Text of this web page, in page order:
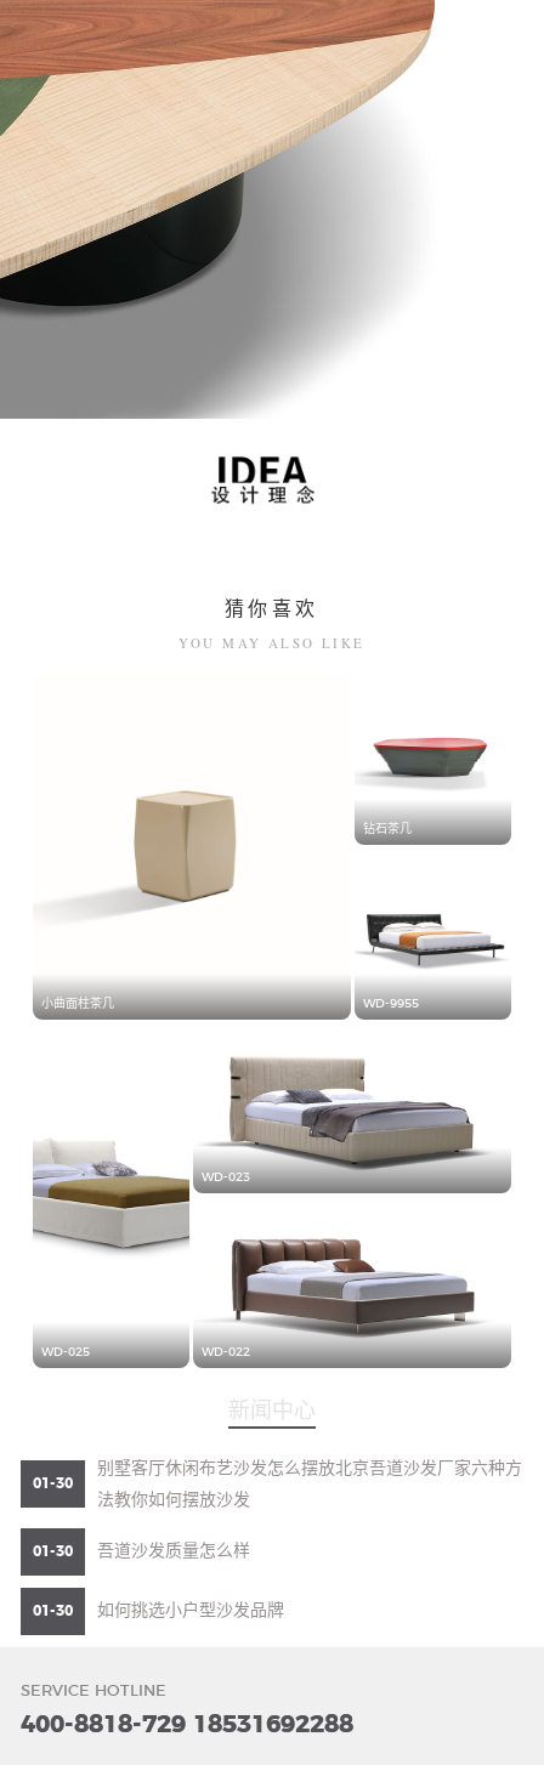
猜你喜欢
YOU MAY ALSO LIKE
小曲面柱茶几
钻石茶几
WD-9955
WD-025
WD-023
WD-022
新闻中心
01-30
别墅客厅休闲布艺沙发怎么摆放北京吾道沙发厂家六种方
法教你如何摆放沙发
01-30 吾道沙发质量怎么样
01-30 如何挑选小户型沙发品牌
SERVICE HOTLINE
400-8818-729 18531692288